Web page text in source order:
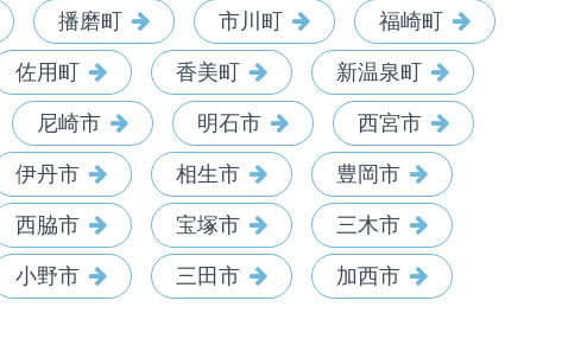
播磨町 市川町 福崎町
佐用町 香美町 新温泉町
尼崎市 明石市 西宮市
伊丹市 相生市 豊岡市
西脇市 宝塚市 三木市
小野市 三田市 加西市